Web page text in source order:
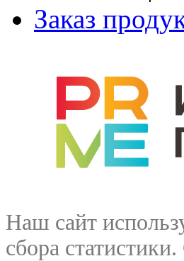
Заказ
Наш сайт
сбора